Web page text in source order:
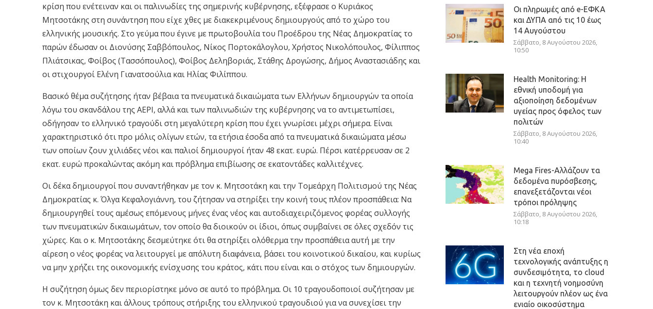
κρίση που ενέτειναν και οι παλινωδίες της σημερινής κυβέρνησης, εξέφρασε ο Κυριάκος
Μητσοτάκης στη συνάντηση που είχε χθες με διακεκριμένους δημιουργούς από το χώρο του
ελληνικής μουσικής. Στο γεύμα που έγινε με πρωτοβουλία του Προέδρου της Νέας Δημοκρατίας το
παρών έδωσαν οι Διονύσης Σαββόπουλος, Νίκος Πορτοκάλογλου, Χρήστος Νικολόπουλος, Φίλιππος
Πλιάτσικας, Φοίβος (Τασσόπουλος), Φοίβος Δεληβοριάς, Στάθης Δρογώσης, Δήμος Αναστασιάδης και
οι στιχουργοί Ελένη Γιανατσούλια και Ηλίας Φιλίππου.
Βασικό θέμα συζήτησης ήταν βέβαια τα πνευματικά δικαιώματα των Ελλήνων δημιουργών τα οποία
λόγω του σκανδάλου της AEPI, αλλά και των παλινωδιών της κυβέρνησης να το αντιμετωπίσει,
οδήγησαν το ελληνικό τραγούδι στη μεγαλύτερη κρίση που έχει γνωρίσει μέχρι σήμερα. Είναι
χαρακτηριστικό ότι προ μόλις ολίγων ετών, τα ετήσια έσοδα από τα πνευματικά δικαιώματα μέσω
των οποίων ζουν χιλιάδες νέοι και παλιοί δημιουργοί ήταν 48 εκατ. ευρώ. Πέρσι κατέρρευσαν σε 2
εκατ. ευρώ προκαλώντας ακόμη και πρόβλημα επιβίωσης σε εκατοντάδες καλλιτέχνες.
Οι δέκα δημιουργοί που συναντήθηκαν με τον κ. Μητσοτάκη και την Τομεάρχη Πολιτισμού της Νέας
Δημοκρατίας κ. Όλγα Κεφαλογιάννη, του ζήτησαν να στηρίξει την κοινή τους πλέον προσπάθεια: Να
δημιουργηθεί τους αμέσως επόμενους μήνες ένας νέος και αυτοδιαχειριζόμενος φορέας συλλογής
των πνευματικών δικαιωμάτων, τον οποίο θα διοικούν οι ίδιοι, όπως συμβαίνει σε όλες σχεδόν τις
χώρες. Και ο κ. Μητσοτάκης δεσμεύτηκε ότι θα στηρίξει ολόθερμα την προσπάθεια αυτή με την
αίρεση ο νέος φορέας να λειτουργεί με απόλυτη διαφάνεια, βάσει του κοινοτικού δικαίου, και κυρίως
να μην χρήζει της οικονομικής ενίσχυσης του κράτος, κάτι που είναι και ο στόχος των δημιουργών.
Η συζήτηση όμως δεν περιορίστηκε μόνο σε αυτό το πρόβλημα. Οι 10 τραγουδοποιοί συζήτησαν με
τον κ. Μητσοτάκη και άλλους τρόπους στήριξης του ελληνικού τραγουδιού για να συνεχίσει την
Οι πληρωμές από e-ΕΦΚΑ
και ΔΥΠΑ από τις 10 έως
14 Αυγούστου
Σάββατο, 8 Αυγούστου 2026,
10:50
Health Monitoring: Η
εθνική υποδομή για
αξιοποίηση δεδομένων
υγείας προς όφελος των
πολιτών
Σάββατο, 8 Αυγούστου 2026,
10:40
Mega Fires-Αλλάζουν τα
δεδομένα πυρόσβεσης,
επανεξετάζονται νέοι
τρόποι πρόληψης
Σάββατο, 8 Αυγούστου 2026,
10:18
Στη νέα εποχή
τεχνολογικής ανάπτυξης η
συνδεσιμότητα, το cloud
και η τεχνητή νοημοσύνη
λειτουργούν πλέον ως ένα
ενιαίο οικοσύστημα